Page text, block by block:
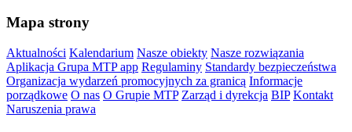
Mapa strony
Aktualności Kalendarium Nasze obiekty Nasze rozwiązania
Aplikacja Grupa MTP app Regulaminy Standardy bezpieczeństwa
Organizacja wydarzeń promocyjnych za granicą Informacje
porządkowe O nas O Grupie MTP Zarząd i dyrekcja BIP Kontakt
Naruszenia prawa